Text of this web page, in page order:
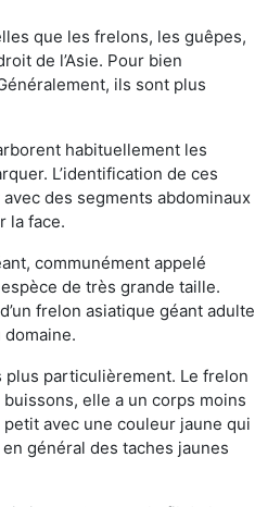
que les frelons, les guêpes,
de l’Asie. Pour bien
ils sont plus
habituellement les
L’identification de ces
des segments abdominaux
la face.
communément appelé
espèce de très grande taille.
frelon asiatique géant adulte
domaine.
plus particulièrement. Le frelon
elle a un corps moins
avec une couleur jaune qui
général des taches jaunes